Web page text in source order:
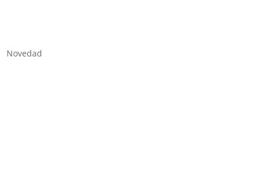
Novedad